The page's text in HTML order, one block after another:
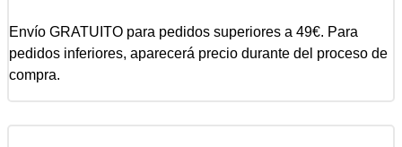
Envío GRATUITO para pedidos superiores a 49€. Para
pedidos inferiores, aparecerá precio durante del proceso de
compra.